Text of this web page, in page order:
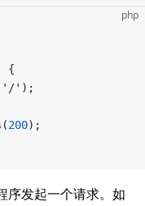
php
{
'/' );
(200);
序发起一个请求。如